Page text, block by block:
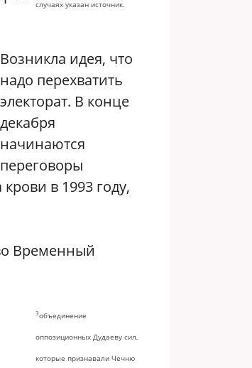
случаях указан источник.
Возникла идея, что
надо перехватить
электорат. В конце
декабря
начинаются
переговоры
в 1993 году,
Временный
3объединение
оппозиционных Дудаеву сил,
которые признавали Чечню